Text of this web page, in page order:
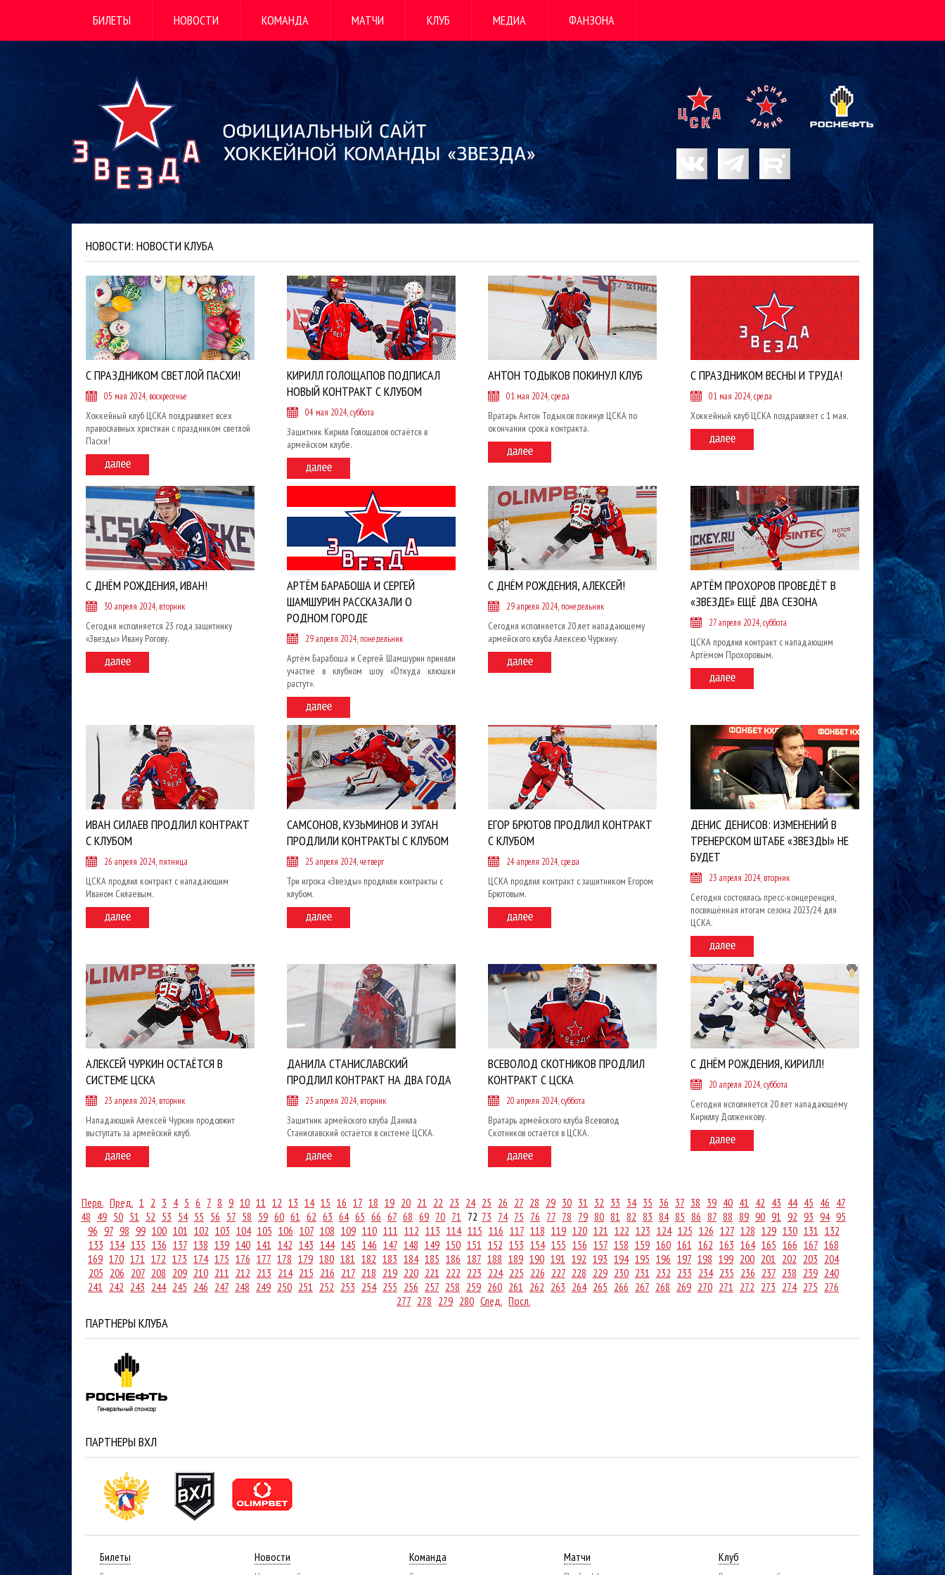
БИЛЕТЫ НОВОСТИ КОМАНДА МАТЧИ КЛУБ МЕДИА ФАНЗОНА
НОВОСТИ: НОВОСТИ КЛУБА
С ПРАЗДНИКОМ СВЕТЛОЙ ПАСХИ!
05 мая 2024, воскресенье
Хоккейный клуб ЦСКА поздравляет всех
православных христиан с праздником светлой
Пасхи!
КИРИЛЛ ГОЛОЩАПОВ ПОДПИСАЛ
НОВЫЙ КОНТРАКТ С КЛУБОМ
04 мая 2024, суббота
Защитник Кирилл Голощапов остаётся в
армейском клубе.
АНТОН ТОДЫКОВ ПОКИНУЛ КЛУБ
01 мая 2024, среда
Вратарь Антон Тодыков покинул ЦСКА по
окончании срока контракта.
С ПРАЗДНИКОМ ВЕСНЫ И ТРУДА!
01 мая 2024, среда
Хоккейный клуб ЦСКА поздравляет с 1 мая.
С ДНЁМ РОЖДЕНИЯ, ИВАН!
30 апреля 2024, вторник
Сегодня исполняется 23 года защитнику
«Звезды» Ивану Рогову.
АРТЁМ БАРАБОША И СЕРГЕЙ
ШАМШУРИН РАССКАЗАЛИ О
РОДНОМ ГОРОДЕ
29 апреля 2024, понедельник
Артём Барабоша и Сергей Шамшурин приняли
участие в клубном шоу «Откуда клюшки
растут».
С ДНЁМ РОЖДЕНИЯ, АЛЕКСЕЙ!
29 апреля 2024, понедельник
Сегодня исполняется 20 лет нападающему
армейского клуба Алексею Чуркину.
АРТЁМ ПРОХОРОВ ПРОВЕДЁТ В
«ЗВЕЗДЕ» ЕЩЁ ДВА СЕЗОНА
27 апреля 2024, суббота
ЦСКА продлил контракт с нападающим
Артёмом Прохоровым.
ИВАН СИЛАЕВ ПРОДЛИЛ КОНТРАКТ
С КЛУБОМ
26 апреля 2024, пятница
ЦСКА продлил контракт с нападающим
Иваном Силаевым.
САМСОНОВ, КУЗЬМИНОВ И ЗУГАН
ПРОДЛИЛИ КОНТРАКТЫ С КЛУБОМ
25 апреля 2024, четверг
Три игрока «Звезды» продлили контракты с
клубом.
ЕГОР БРЮТОВ ПРОДЛИЛ КОНТРАКТ
С КЛУБОМ
24 апреля 2024, среда
ЦСКА продлил контракт с защитником Егором
Брютовым.
ДЕНИС ДЕНИСОВ: ИЗМЕНЕНИЙ В
ТРЕНЕРСКОМ ШТАБЕ «ЗВЕЗДЫ» НЕ
БУДЕТ
23 апреля 2024, вторник
Сегодня состоялась пресс-концеренция,
посвящённая итогам сезона 2023/24 для
ЦСКА.
АЛЕКСЕЙ ЧУРКИН ОСТАЁТСЯ В
СИСТЕМЕ ЦСКА
23 апреля 2024, вторник
Нападающий Алексей Чуркин продолжит
выступать за армейский клуб.
ДАНИЛА СТАНИСЛАВСКИЙ
ПРОДЛИЛ КОНТРАКТ НА ДВА ГОДА
23 апреля 2024, вторник
Защитник армейского клуба Данила
Станиславский остаётся в системе ЦСКА.
ВСЕВОЛОД СКОТНИКОВ ПРОДЛИЛ
КОНТРАКТ С ЦСКА
20 апреля 2024, суббота
Вратарь армейского клуба Всеволод
Скотников остаётся в ЦСКА.
С ДНЁМ РОЖДЕНИЯ, КИРИЛЛ!
20 апреля 2024, суббота
Сегодня исполняется 20 лет нападающему
Кириллу Долженкову.
Перв. Пред. 1 2 3 4 5 6 7 8 9 10 11 12 13 14 15 16 17 18 19 20 21 22 23 24 25 26 27 28 29 30 31 32 33 34 35 36 37 38 39 40 41 42 43 44 45 46 47
48 49 50 51 52 53 54 55 56 57 58 59 60 61 62 63 64 65 66 67 68 69 70 71 72 73 74 75 76 77 78 79 80 81 82 83 84 85 86 87 88 89 90 91 92 93 94 95
96 97 98 99 100 101 102 103 104 105 106 107 108 109 110 111 112 113 114 115 116 117 118 119 120 121 122 123 124 125 126 127 128 129 130 131 132
133 134 135 136 137 138 139 140 141 142 143 144 145 146 147 148 149 150 151 152 153 154 155 156 157 158 159 160 161 162 163 164 165 166 167 168
169 170 171 172 173 174 175 176 177 178 179 180 181 182 183 184 185 186 187 188 189 190 191 192 193 194 195 196 197 198 199 200 201 202 203 204
205 206 207 208 209 210 211 212 213 214 215 216 217 218 219 220 221 222 223 224 225 226 227 228 229 230 231 232 233 234 235 236 237 238 239 240
241 242 243 244 245 246 247 248 249 250 251 252 253 254 255 256 257 258 259 260 261 262 263 264 265 266 267 268 269 270 271 272 273 274 275 276
277 278 279 280 След. Посл.
ПАРТНЕРЫ КЛУБА
ПАРТНЕРЫ ВХЛ
Билеты Новости Команда Матчи Клуб